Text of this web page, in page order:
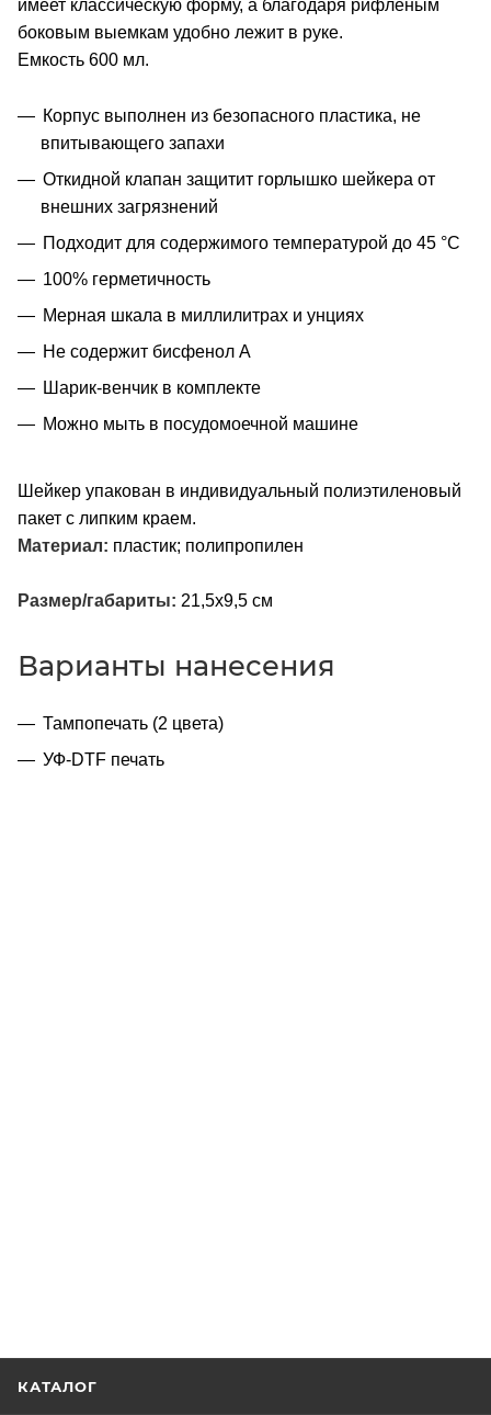
имеет классическую форму, а благодаря рифленым
боковым выемкам удобно лежит в руке.
Емкость 600 мл.
Корпус выполнен из безопасного пластика, не
впитывающего запахи
Откидной клапан защитит горлышко шейкера от
внешних загрязнений
Подходит для содержимого температурой до 45 °С
100% герметичность
Мерная шкала в миллилитрах и унциях
Не содержит бисфенол А
Шарик-венчик в комплекте
Можно мыть в посудомоечной машине
Шейкер упакован в индивидуальный полиэтиленовый
пакет с липким краем.
Материал: пластик; полипропилен
Размер/габариты: 21,5х9,5 см
Варианты нанесения
Тампопечать (2 цвета)
УФ-DTF печать
КАТАЛОГ